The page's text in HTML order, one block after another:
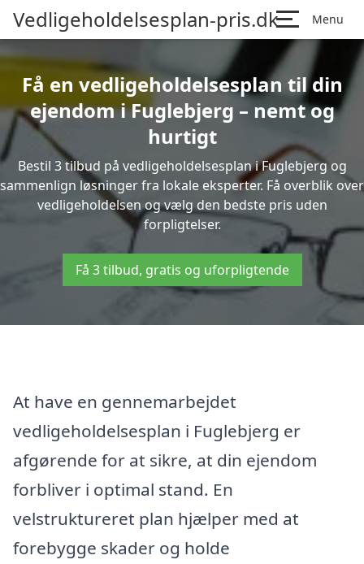
Vedligeholdelsesplan-pris.dk Menu
Få en vedligeholdelsesplan til din
ejendom i Fuglebjerg – nemt og
hurtigt
Bestil 3 tilbud på vedligeholdelsesplan i Fuglebjerg og
sammenlign løsninger fra lokale eksperter. Få overblik over
vedligeholdelsen og vælg den bedste pris uden
forpligtelser.
Få 3 tilbud, gratis og uforpligtende
At have en gennemarbejdet
vedligeholdelsesplan i Fuglebjerg er
afgørende for at sikre, at din ejendom
forbliver i optimal stand. En
velstruktureret plan hjælper med at
forebygge skader og holde